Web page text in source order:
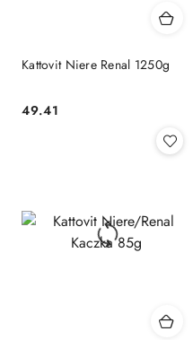
Kattovit Niere Renal 1250g
Cena:
49.41